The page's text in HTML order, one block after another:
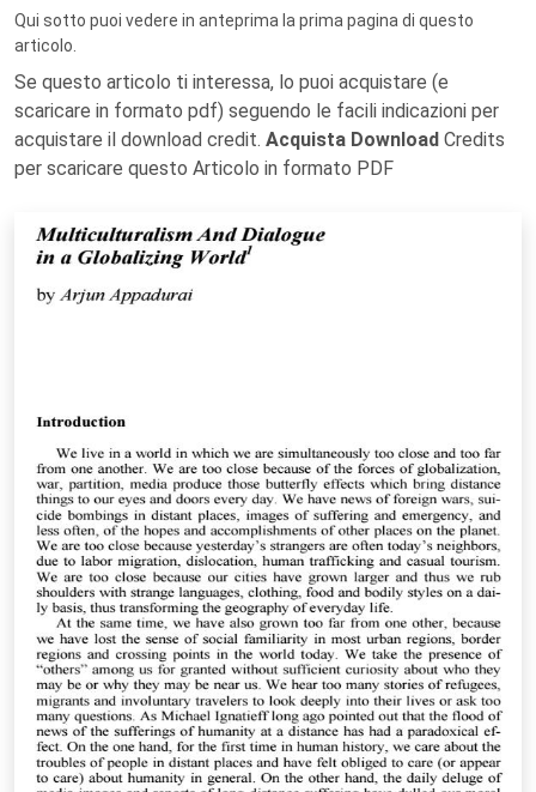
Qui sotto puoi vedere in anteprima la prima pagina di questo
articolo.
Se questo articolo ti interessa, lo puoi acquistare (e
scaricare in formato pdf) seguendo le facili indicazioni per
acquistare il download credit. Acquista Download Credits
per scaricare questo Articolo in formato PDF